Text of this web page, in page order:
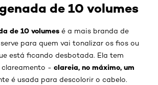
de 10 volumes
de 10 volumes é a mais branda de
para quem vai tonalizar os fios ou
está ficando desbotada. Ela tem
clareamento - clareia, no máximo, um
é usada para descolorir o cabelo.